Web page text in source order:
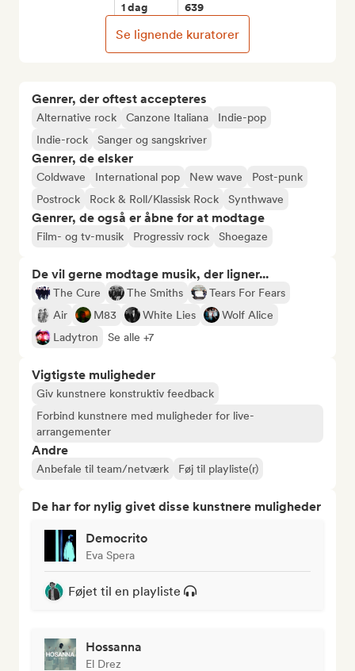
Genrer, der oftest accepteres
Alternative rock Canzone Italiana
Indie-pop
Indie-rock
Sanger og sangskriver
Genrer, de elsker
Coldwave International pop New wave
Post-punk
Postrock
Rock & Roll/Klassisk Rock Synthwave
Genrer, de også er åbne for at modtage
Film- og tv-musik Progressiv rock Shoegaze
De vil gerne modtage musik, der ligner...
The Cure The Smiths
Tears For Fears
Air
M83 White Lies
Wolf Alice
Ladytron
Se alle +7
Vigtigste muligheder
Giv kunstnere konstruktiv feedback
Forbind kunstnere med muligheder for live-
arrangementer
Andre
Anbefale til team/netværk Føj til playliste(r)
De har for nylig givet disse kunstnere muligheder
Democrito
Eva Spera
Føjet til en playliste
Hossanna
El Drez
1 dag 639
Se lignende kuratorer